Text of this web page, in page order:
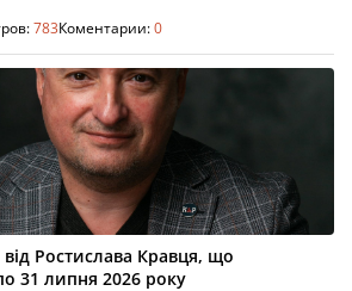
783Коментарии:0
Ростислава Кравця, що
31 липня 2026 року